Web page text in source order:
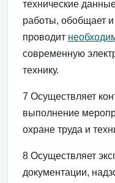
технические
работы, обобщает и
проводит
современную
технику.
7 Осуществляет
выполнение
охране труда и
8 Осуществляет
документации,